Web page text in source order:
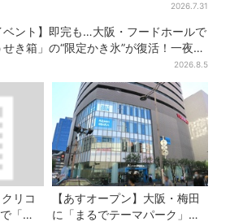
2026.7.31
ベント】即完も…大阪・フードホールで
せき箱」の“限定かき氷”が復活！一夜限
2026.8.5
リコ
「ジ
【あすオープン】大阪・梅田
に「まるでテーマパーク」な